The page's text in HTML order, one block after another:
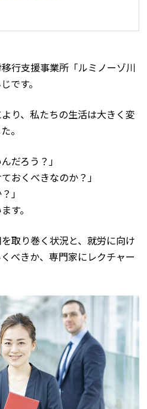
行支援事業所「ルミノーゾ川
です。
り、私たちの生活は大きく変
。
だろう？」
おくべきなのか？」
」
す。
取り巻く状況と、就労に向け
べきか、専門家にレクチャー